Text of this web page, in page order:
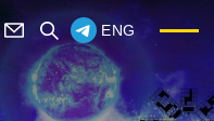
ENG